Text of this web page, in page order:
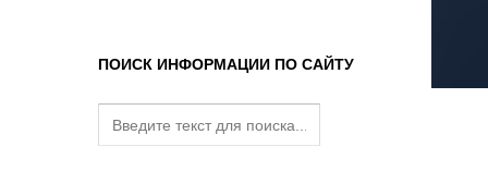
ПОИСК ИНФОРМАЦИИ ПО САЙТУ